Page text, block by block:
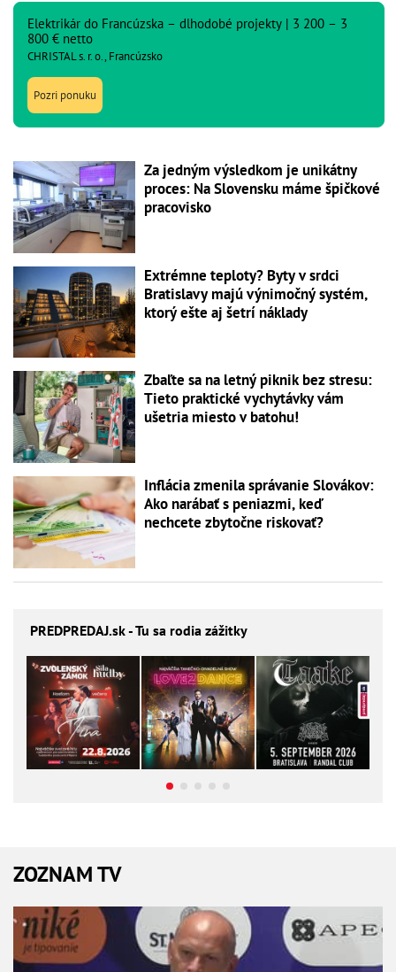
Elektrikár do Francúzska – dlhodobé projekty | 3 200 – 3
800 € netto
CHRISTAL s. r. o., Francúzsko
Pozri ponuku
Za jedným výsledkom je unikátny
proces: Na Slovensku máme špičkové
pracovisko
Extrémne teploty? Byty v srdci
Bratislavy majú výnimočný systém,
ktorý ešte aj šetrí náklady
Zbaľte sa na letný piknik bez stresu:
Tieto praktické vychytávky vám
ušetria miesto v batohu!
Inflácia zmenila správanie Slovákov:
Ako narábať s peniazmi, keď
nechcete zbytočne riskovať?
PREDPREDAJ.sk - Tu sa rodia zážitky
ZOZNAM TV